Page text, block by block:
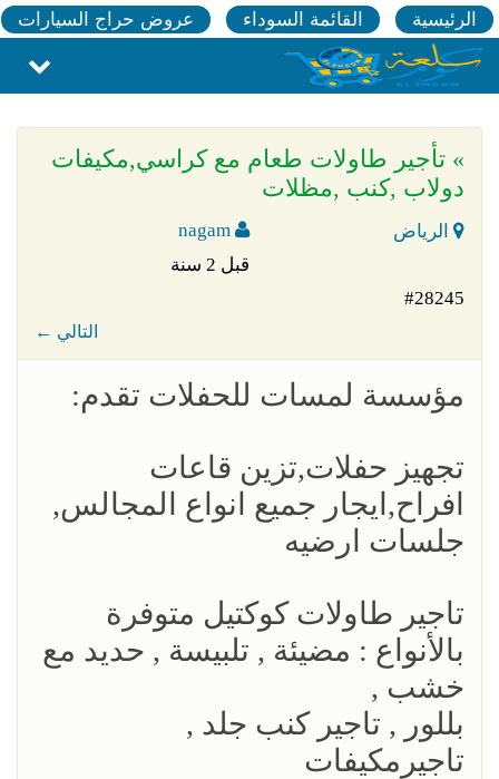
الرئيسية القائمة السوداء عروض حراج السيارات
» تأجير طاولات طعام مع كراسي,مكيفات
دولاب ,كنب ,مظلات
الرياض
قبل 2 سنة
#28245
← التالي
مؤسسة لمسات للحفلات تقدم:
تجهيز حفلات,تزين قاعات
افراح,ايجار جميع انواع المجالس,
جلسات ارضيه
تاجير طاولات كوكتيل متوفرة
بالأنواع : مضيئة , تلبيسة , حديد مع
خشب ,
بللور , تاجير كنب جلد ,
تاجيرمكيفات